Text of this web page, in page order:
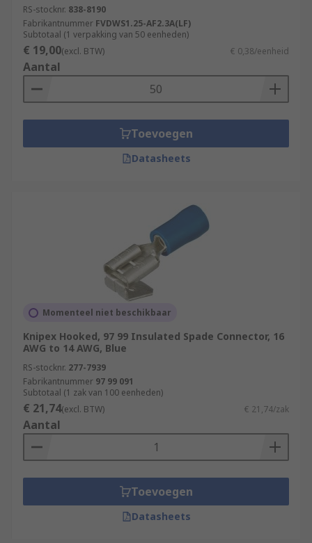
RS-stocknr. 838-8190
Fabrikantnummer FVDWS1.25-AF2.3A(LF)
Subtotaal (1 verpakking van 50 eenheden)
€ 19,00(excl. BTW) € 0,38/eenheid
Aantal
Toevoegen
Datasheets
Momenteel niet beschikbaar
Knipex Hooked, 97 99 Insulated Spade Connector, 16
AWG to 14 AWG, Blue
RS-stocknr. 277-7939
Fabrikantnummer 97 99 091
Subtotaal (1 zak van 100 eenheden)
€ 21,74(excl. BTW) € 21,74/zak
Aantal
Toevoegen
Datasheets